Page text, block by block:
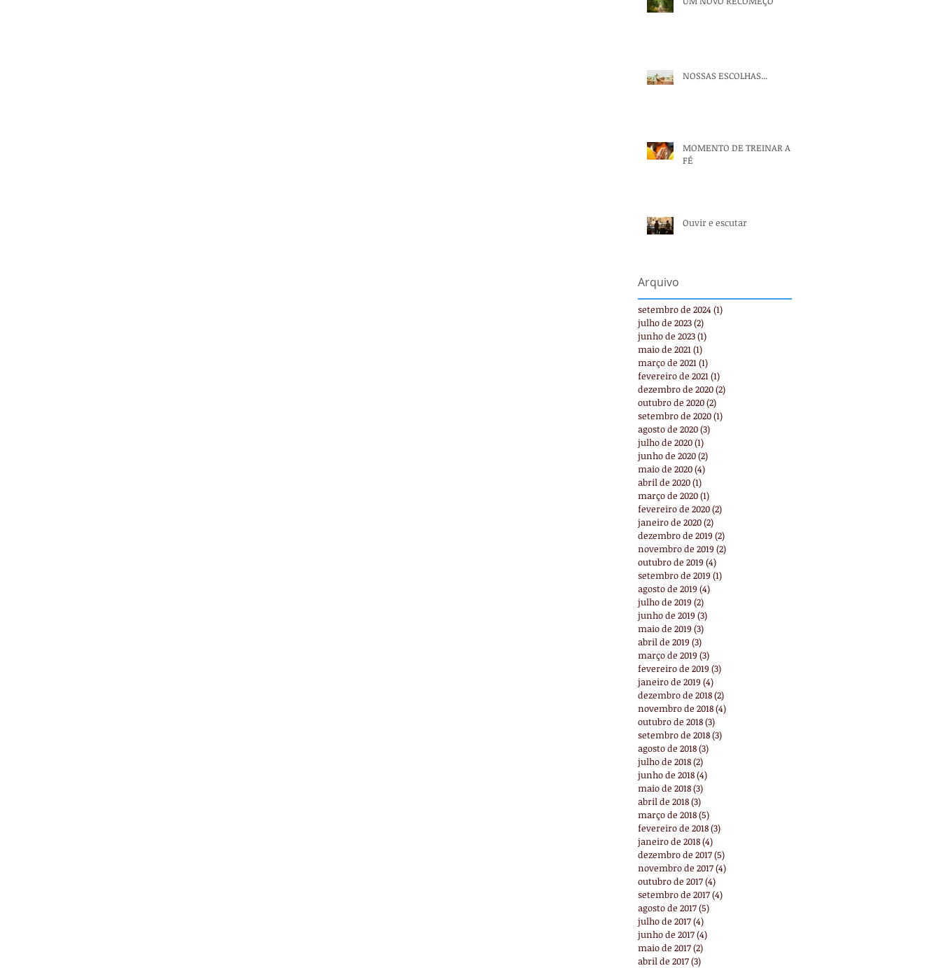
NOSSAS ESCOLHAS...
MOMENTO DE TREINAR A
FÉ
Ouvir e escutar
Arquivo
setembro de 2024 (1)
julho de 2023(2)
junho de 2023(1)
maio de 2021(1)
março de 2021(1)
fevereiro de 2021(1)
dezembro de 2020(2)
outubro de 2020(2)
setembro de 2020(1)
agosto de 2020(3)
julho de 2020(1)
junho de 2020(2)
maio de 2020(4)
abril de 2020(1)
março de 2020(1)
fevereiro de 2020(2)
janeiro de 2020(2)
dezembro de 2019 (2)
novembro de 2019 (2)
outubro de 2019 (4)
setembro de 2019 (1)
agosto de 2019 (4)
julho de 2019 (2)
junho de 2019 (3)
maio de 2019 (3)
abril de 2019 (3)
março de 2019 (3)
fevereiro de 2019 (3)
janeiro de 2019 (4)
dezembro de 2018(2)
novembro de 2018(4)
outubro de 2018(3)
setembro de 2018(3)
agosto de 2018(3)
julho de 2018(2)
junho de 2018(4)
maio de 2018(3)
abril de 2018(3)
março de 2018(5)
fevereiro de 2018(3)
janeiro de 2018(4)
dezembro de 2017(5)
novembro de 2017(4)
outubro de 2017(4)
setembro de 2017(4)
agosto de 2017(5)
julho de 2017(4)
junho de 2017(4)
maio de 2017(2)
abril de 2017(3)